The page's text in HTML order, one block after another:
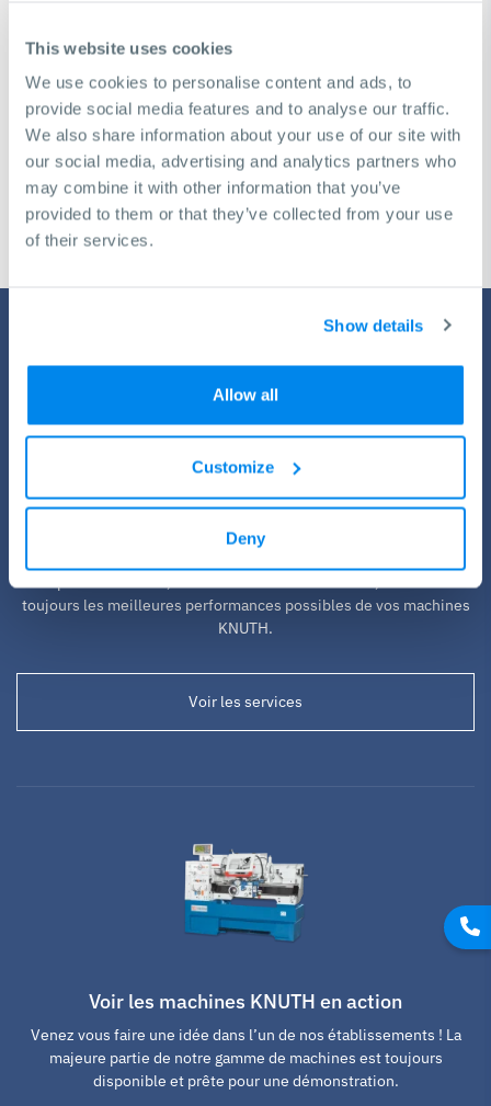
This website uses cookies
We use cookies to personalise content and ads, to
provide social media features and to analyse our traffic.
We also share information about your use of our site with
our social media, advertising and analytics partners who
may combine it with other information that you’ve
provided to them or that they’ve collected from your use
of their services.
Show details
Allow all
Customize
Deny
Besoin d'aide pour trouver une machine ?
Nous serons heureux de vous aider à prendre la bonne
décision pour atteindre vos objectifs commerciaux
Demande de consultation gratuite
Service de KNUTH
Toutes les machines ont besoin d’un arrêt de temps en temps
toujours les meilleures performances possibles de vos machines
KNUTH.
Voir les services
Voir les machines KNUTH en action
Venez vous faire une idée dans l’un de nos établissements ! La
majeure partie de notre gamme de machines est toujours
disponible et prête pour une démonstration.